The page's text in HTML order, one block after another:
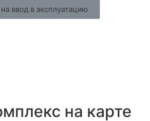
ввод в эксплуатацию
на карте